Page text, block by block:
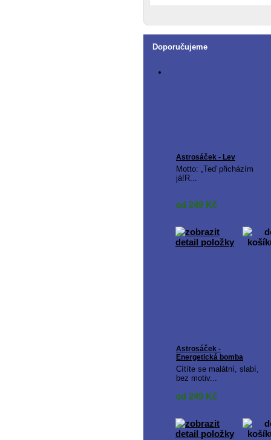
Doporučujeme
Astrosáček - Lev
Motto: „Teď přicházím
já!R...
od 249 Kč
Astrosáček -
Energetická bomba
Cítíte se malátní, slabí,
bez motiv...
od 249 Kč